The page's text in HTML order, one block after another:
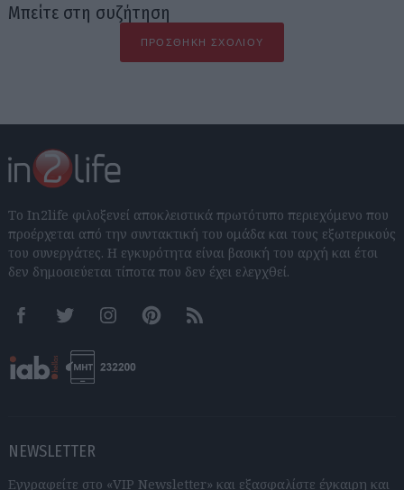
Μπείτε στη συζήτηση
ΠΡΟΣΘΉΚΗ ΣΧΟΛΊΟΥ
Το In2life φιλοξενεί αποκλειστικά πρωτότυπο περιεχόμενο που
προέρχεται από την συντακτική του ομάδα και τους εξωτερικούς
του συνεργάτες. Η εγκυρότητα είναι βασική του αρχή και έτσι
δεν δημοσιεύεται τίποτα που δεν έχει ελεγχθεί.
FacebookTwitter InstagramPinterestRSS feeds
NEWSLETTER
Εγγραφείτε στο «VIP Newsletter» και εξασφαλίστε έγκαιρη και